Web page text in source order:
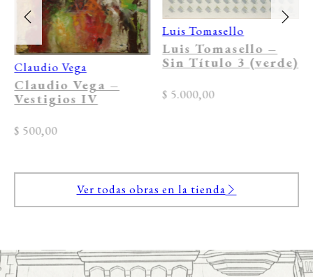
Claudio Vega
Claudio Vega –
Vestigios IV
$ 500,00
Luis Tomasello
Luis Tomasello –
Sin Título 3 (verde)
$ 5.000,00
Ver todas obras en la tienda